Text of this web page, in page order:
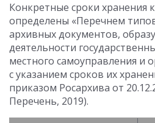
Конкретные сроки хранения
определены «Перечнем
архивных документов,
деятельности
местного самоуправления и
с указанием сроков их
приказом Росархива от
Перечень, 2019).